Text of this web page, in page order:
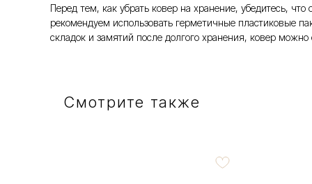
Перед тем, как убрать ковер на хранение, убедитесь,
рекомендуем использовать герметичные пластиковые
складок и замятий после долгого хранения, ковер можно
Смотрите также